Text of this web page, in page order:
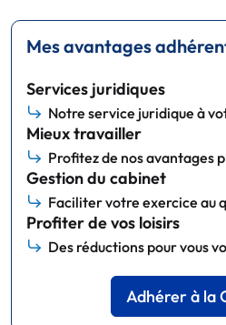
Mes avantages
Services juridiques
Notre service juridique à
Mieux travailler
Profitez de nos avantages
Gestion du cabinet
Faciliter votre exercice au
Profiter de vos loisirs
Des réductions pour vous
Adhérer à la